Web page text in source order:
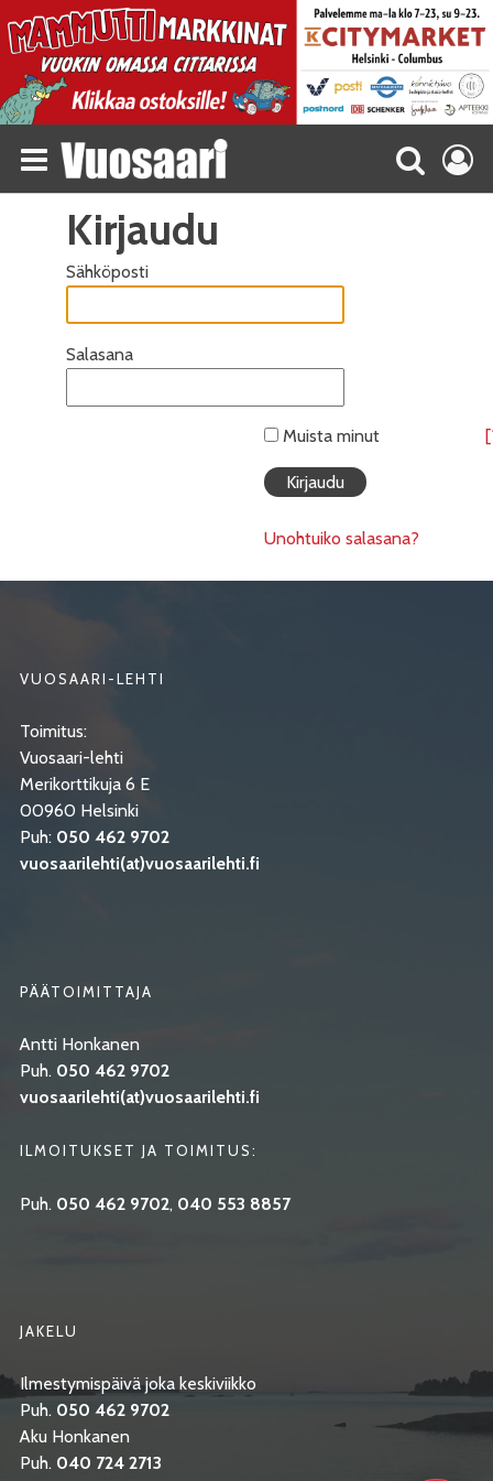
Kirjaudu
Sähköposti
Salasana
Muista minut
Unohtuiko salasana?
VUOSAARI-LEHTI
Toimitus:
Vuosaari-lehti
Merikorttikuja 6 E
00960 Helsinki
Puh: 050 462 9702
vuosaarilehti(at)vuosaarilehti.fi
PÄÄTOIMITTAJA
Antti Honkanen
Puh. 050 462 9702
vuosaarilehti(at)vuosaarilehti.fi
ILMOITUKSET JA TOIMITUS:
Puh. 050 462 9702, 040 553 8857
JAKELU
Ilmestymispäivä joka keskiviikko
Puh. 050 462 9702
Aku Honkanen
Puh. 040 724 2713